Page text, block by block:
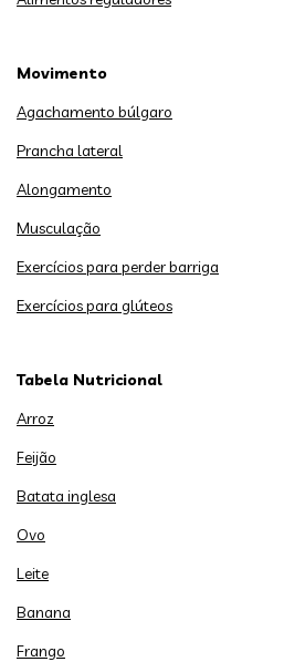
Movimento
Agachamento búlgaro
Prancha lateral
Alongamento
Musculação
Exercícios para perder barriga
Exercícios para glúteos
Tabela Nutricional
Arroz
Feijão
Batata inglesa
Ovo
Leite
Banana
Frango